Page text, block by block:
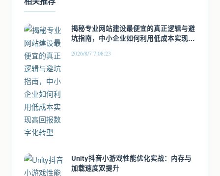
揭秘专业网站建设最便宜的真正逻辑与避
坑指南，中小企业如何利用低成本实现高
2026/8/7 7:08:23
Unity抖音小游戏性能优化实战：内存与
加载速度双提升